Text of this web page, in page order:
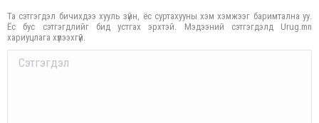
Та сэтгэгдэл бичихдээ хууль зүйн, ёс суртахууны хэм хэмжээг баримтална уу.
Ёс бус сэтгэгдлийг бид устгах эрхтэй. Мэдээний сэтгэгдэлд Urug.mn
хариуцлага хүлээхгүй.
Comment